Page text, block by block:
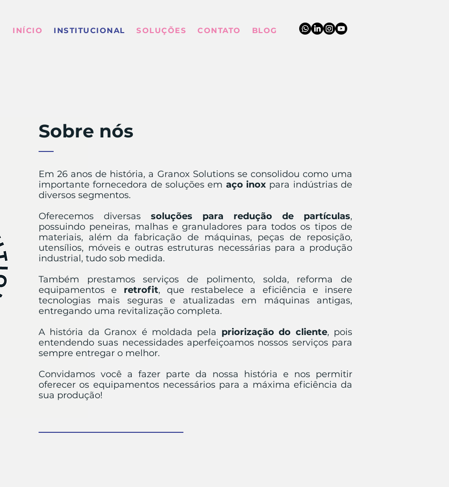
INÍCIO INSTITUCIONAL SOLUÇÕES CONTATO BLOG
Sobre nós
Em 26 anos de história, a Granox Solutions se consolidou como uma
importante fornecedora de soluções em aço inox para indústrias de
diversos segmentos.
Oferecemos diversas soluções para redução de partículas,
possuindo peneiras, malhas e granuladores para todos os tipos de
materiais, além da fabricação de máquinas, peças de reposição,
utensílios, móveis e outras estruturas necessárias para a produção
industrial, tudo sob medida.
Também prestamos serviços de polimento, solda, reforma de
equipamentos e retrofit, que restabelece a eficiência e insere
tecnologias mais seguras e atualizadas em máquinas antigas,
entregando uma revitalização completa.
A história da Granox é moldada pela priorização do cliente, pois
entendendo suas necessidades aperfeiçoamos nossos serviços para
sempre entregar o melhor.
Convidamos você a fazer parte da nossa história e nos permitir
oferecer os equipamentos necessários para a máxima eficiência da
sua produção!